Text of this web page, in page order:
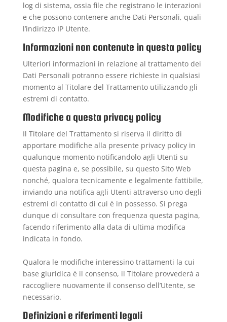
log di sistema, ossia file che registrano le interazioni
e che possono contenere anche Dati Personali, quali
l’indirizzo IP Utente.
Informazioni non contenute in questa policy
Ulteriori informazioni in relazione al trattamento dei
Dati Personali potranno essere richieste in qualsiasi
momento al Titolare del Trattamento utilizzando gli
estremi di contatto.
Modifiche a questa privacy policy
Il Titolare del Trattamento si riserva il diritto di
apportare modifiche alla presente privacy policy in
qualunque momento notificandolo agli Utenti su
questa pagina e, se possibile, su questo Sito Web
nonché, qualora tecnicamente e legalmente fattibile,
inviando una notifica agli Utenti attraverso uno degli
estremi di contatto di cui è in possesso. Si prega
dunque di consultare con frequenza questa pagina,
facendo riferimento alla data di ultima modifica
indicata in fondo.
Qualora le modifiche interessino trattamenti la cui
base giuridica è il consenso, il Titolare provvederà a
raccogliere nuovamente il consenso dell’Utente, se
necessario.
Definizioni e riferimenti legali